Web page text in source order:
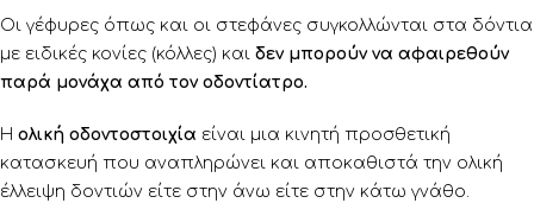
Οι γέφυρες όπως και οι στεφάνες συγκολλώνται στα δόντια
με ειδικές κονίες (κόλλες) και δεν μπορούν να αφαιρεθούν
παρά μονάχα από τον οδοντίατρο.
Η ολική οδοντοστοιχία είναι μια κινητή προσθετική
κατασκευή που αναπληρώνει και αποκαθιστά την ολική
έλλειψη δοντιών είτε στην άνω είτε στην κάτω γνάθο.